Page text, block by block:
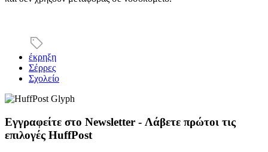
έκρηξη
Σέρρες
Σχολείο
Εγγραφείτε στο Newsletter - Λάβετε πρώτοι τις
επιλογές HuffPost